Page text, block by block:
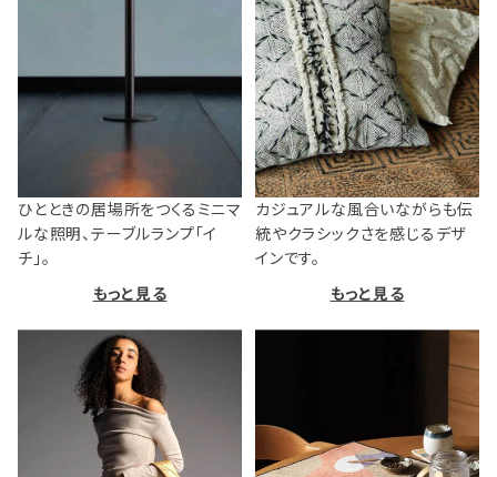
ひとときの居場所をつくるミニマ
ルな照明、テーブルランプ「イ
チ」。
もっと見る
カジュアルな風合いながらも伝
統やクラシックさを感じるデザ
インです。
もっと見る